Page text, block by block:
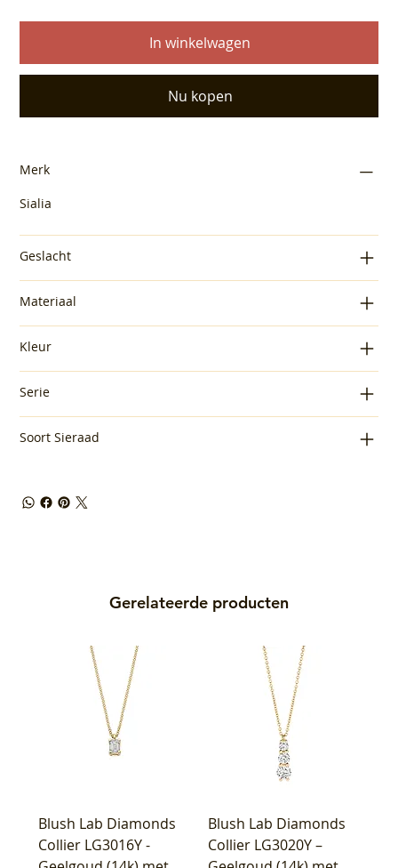
In winkelwagen
Nu kopen
Merk
Sialia
Geslacht
Materiaal
Kleur
Serie
Soort Sieraad
Gerelateerde producten
Blush Lab Diamonds
Collier LG3016Y -
Blush Lab Diamonds
Collier LG3020Y –